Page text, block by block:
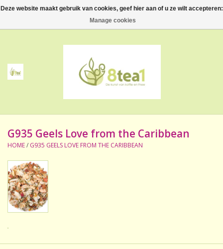
0 Artikelen - €--,--
Thee
Accessoires
NIEUW! Verpakte thee
BeppeDeli en 8tea1
Contact
Sale!
G935 Geels Love from the Caribbean
HOME/ G935 GEELS LOVE FROM THE CARIBBEAN
Deze website maakt gebruik van cookies, geef hier aan of u ze wilt accepteren:
Manage cookies